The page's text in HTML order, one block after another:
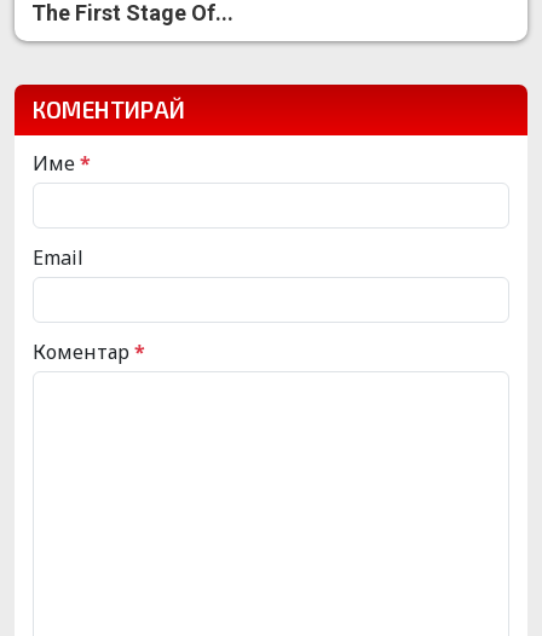
The First Stage Of...
КОМЕНТИРАЙ
Име*
Email
Коментар*